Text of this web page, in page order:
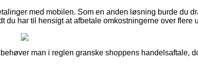
med mobilen. Som en anden løsning burde du
du har til hensigt at afbetale omkostningerne over flere
man i reglen granske shoppens handelsaftale,